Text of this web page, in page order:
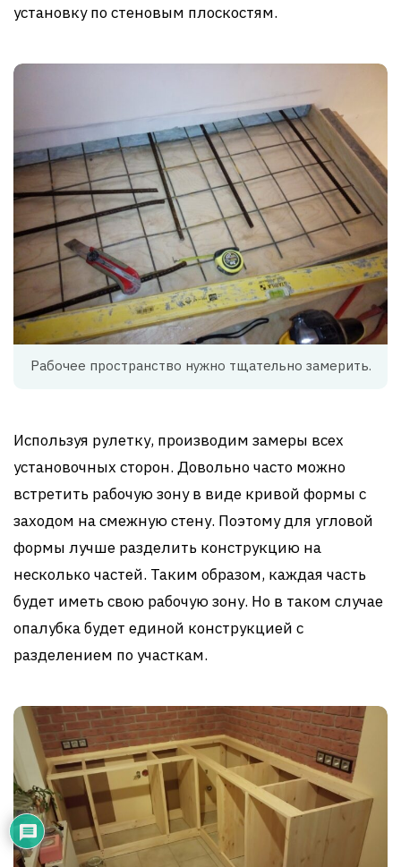
установку по стеновым плоскостям.
Рабочее пространство нужно тщательно замерить.
Используя рулетку, производим замеры всех
установочных сторон. Довольно часто можно
встретить рабочую зону в виде кривой формы с
заходом на смежную стену. Поэтому для угловой
формы лучше разделить конструкцию на
несколько частей. Таким образом, каждая часть
будет иметь свою рабочую зону. Но в таком случае
опалубка будет единой конструкцией с
разделением по участкам.